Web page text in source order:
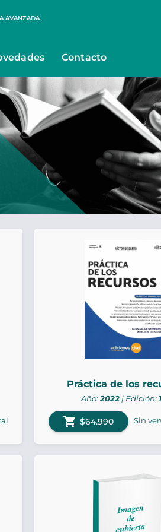
AVANZADA
Contacto
Práctica de los
Año:2022 | Edición:
shopping_cart $64.990 Sin